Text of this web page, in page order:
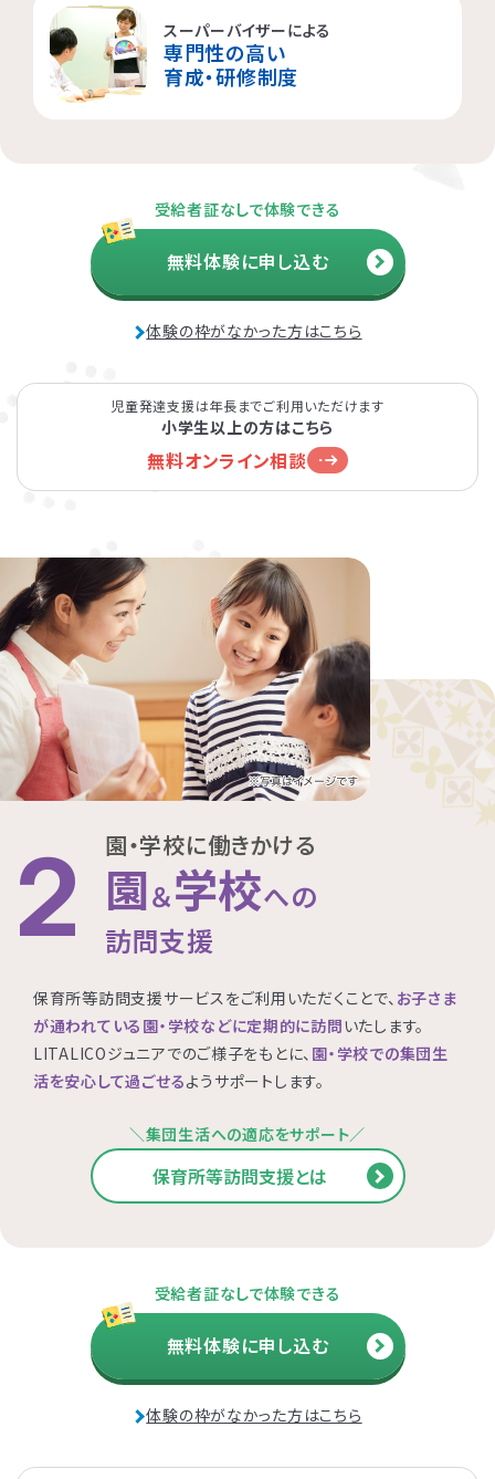
スーパーバイザーによる
専門性の高い
育成・研修制度
受給者証なしで体験できる
無料体験に申し込む
体験の枠がなかった方はこちら
児童発達支援は年長までご利用いただけます
小学生以上の方はこちら
無料オンライン相談
2 園・学校に働きかける
園＆学校への
訪問支援
保育所等訪問支援サービスをご利用いただくことで、 お子さま
が通われている園・学校などに定期的に訪問いたします。
LITALICOジュニアでのご様子をもとに、 園・学校での集団生
活を安心して過ごせるようサポートします。
＼集団生活への適応をサポート／
保育所等訪問支援とは
受給者証なしで体験できる
無料体験に申し込む
体験の枠がなかった方はこちら
相模原市